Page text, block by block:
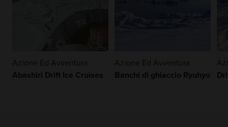
Azione Ed Avventura
Abashiri Drift Ice Cruises
Azione Ed Avventura
Banchi di ghiaccio Ryuhyo